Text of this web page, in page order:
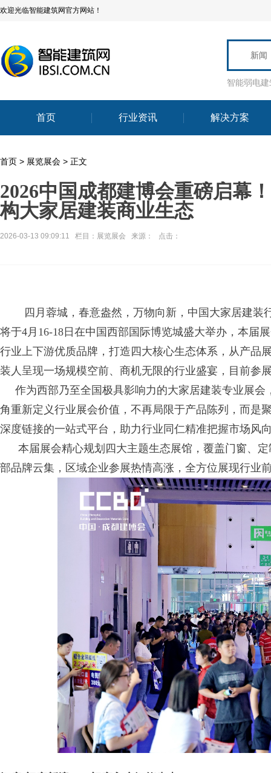
欢迎光临智能建筑网官方网站！
新闻
智能弱电建
首页 行业资讯 解决方案
首页 > 展览展会 > 正文
2026中国成都建博会重磅启幕
构大家居建装商业生态
2026-03-13 09:09:11 栏目： 展览展会 来源： 点击：
四月蓉城，春意盎然，万物向新，中国大家居建装
将于4月16-18日在中国西部国际博览城盛大举办，本届
行业上下游优质品牌，打造四大核心生态体系，从产品
装人呈现一场规模空前、商机无限的行业盛宴，目前参
作为西部乃至全国极具影响力的大家居建装专业展会
角重新定义行业展会价值，不再局限于产品陈列，而是
深度链接的一站式平台，助力行业同仁精准把握市场风
本届展会精心规划四大主题生态展馆，覆盖门窗、定
部品牌云集，区域企业参展热情高涨，全方位展现行业